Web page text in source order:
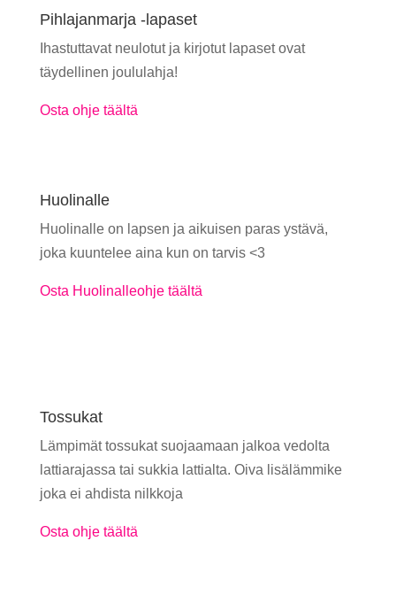
Pihlajanmarja -lapaset
Ihastuttavat neulotut ja kirjotut lapaset ovat
täydellinen joululahja!
Osta ohje täältä
Huolinalle
Huolinalle on lapsen ja aikuisen paras ystävä,
joka kuuntelee aina kun on tarvis <3
Osta Huolinalleohje täältä
Tossukat
Lämpimät tossukat suojaamaan jalkoa vedolta
lattiarajassa tai sukkia lattialta. Oiva lisälämmike
joka ei ahdista nilkkoja
Osta ohje täältä